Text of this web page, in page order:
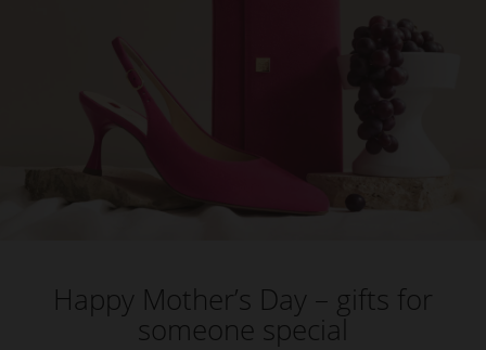
Happy Mother’s Day – gifts for
someone special